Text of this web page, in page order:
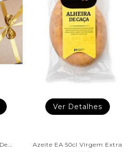
Ver Detalhes
Azeite EA 50cl Virgem Extra